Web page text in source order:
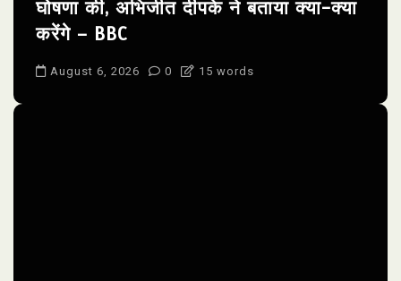
घोषणा की, अभिजीत दीपके ने बताया क्या-क्या
करेंगे – BBC
August 6, 2026 0 15 words